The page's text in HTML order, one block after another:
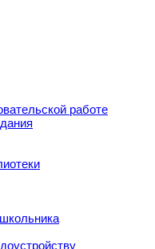
работе